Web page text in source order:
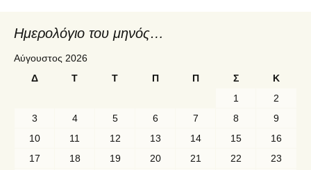
Ημερολόγιο του μηνός…
Αύγουστος 2026
Δ
Τ Τ Π Π Σ
Κ
1
2
3
4 5 6 7 8
9
10
11 12 13 14 15
16
17
18 19 20 21 22
23